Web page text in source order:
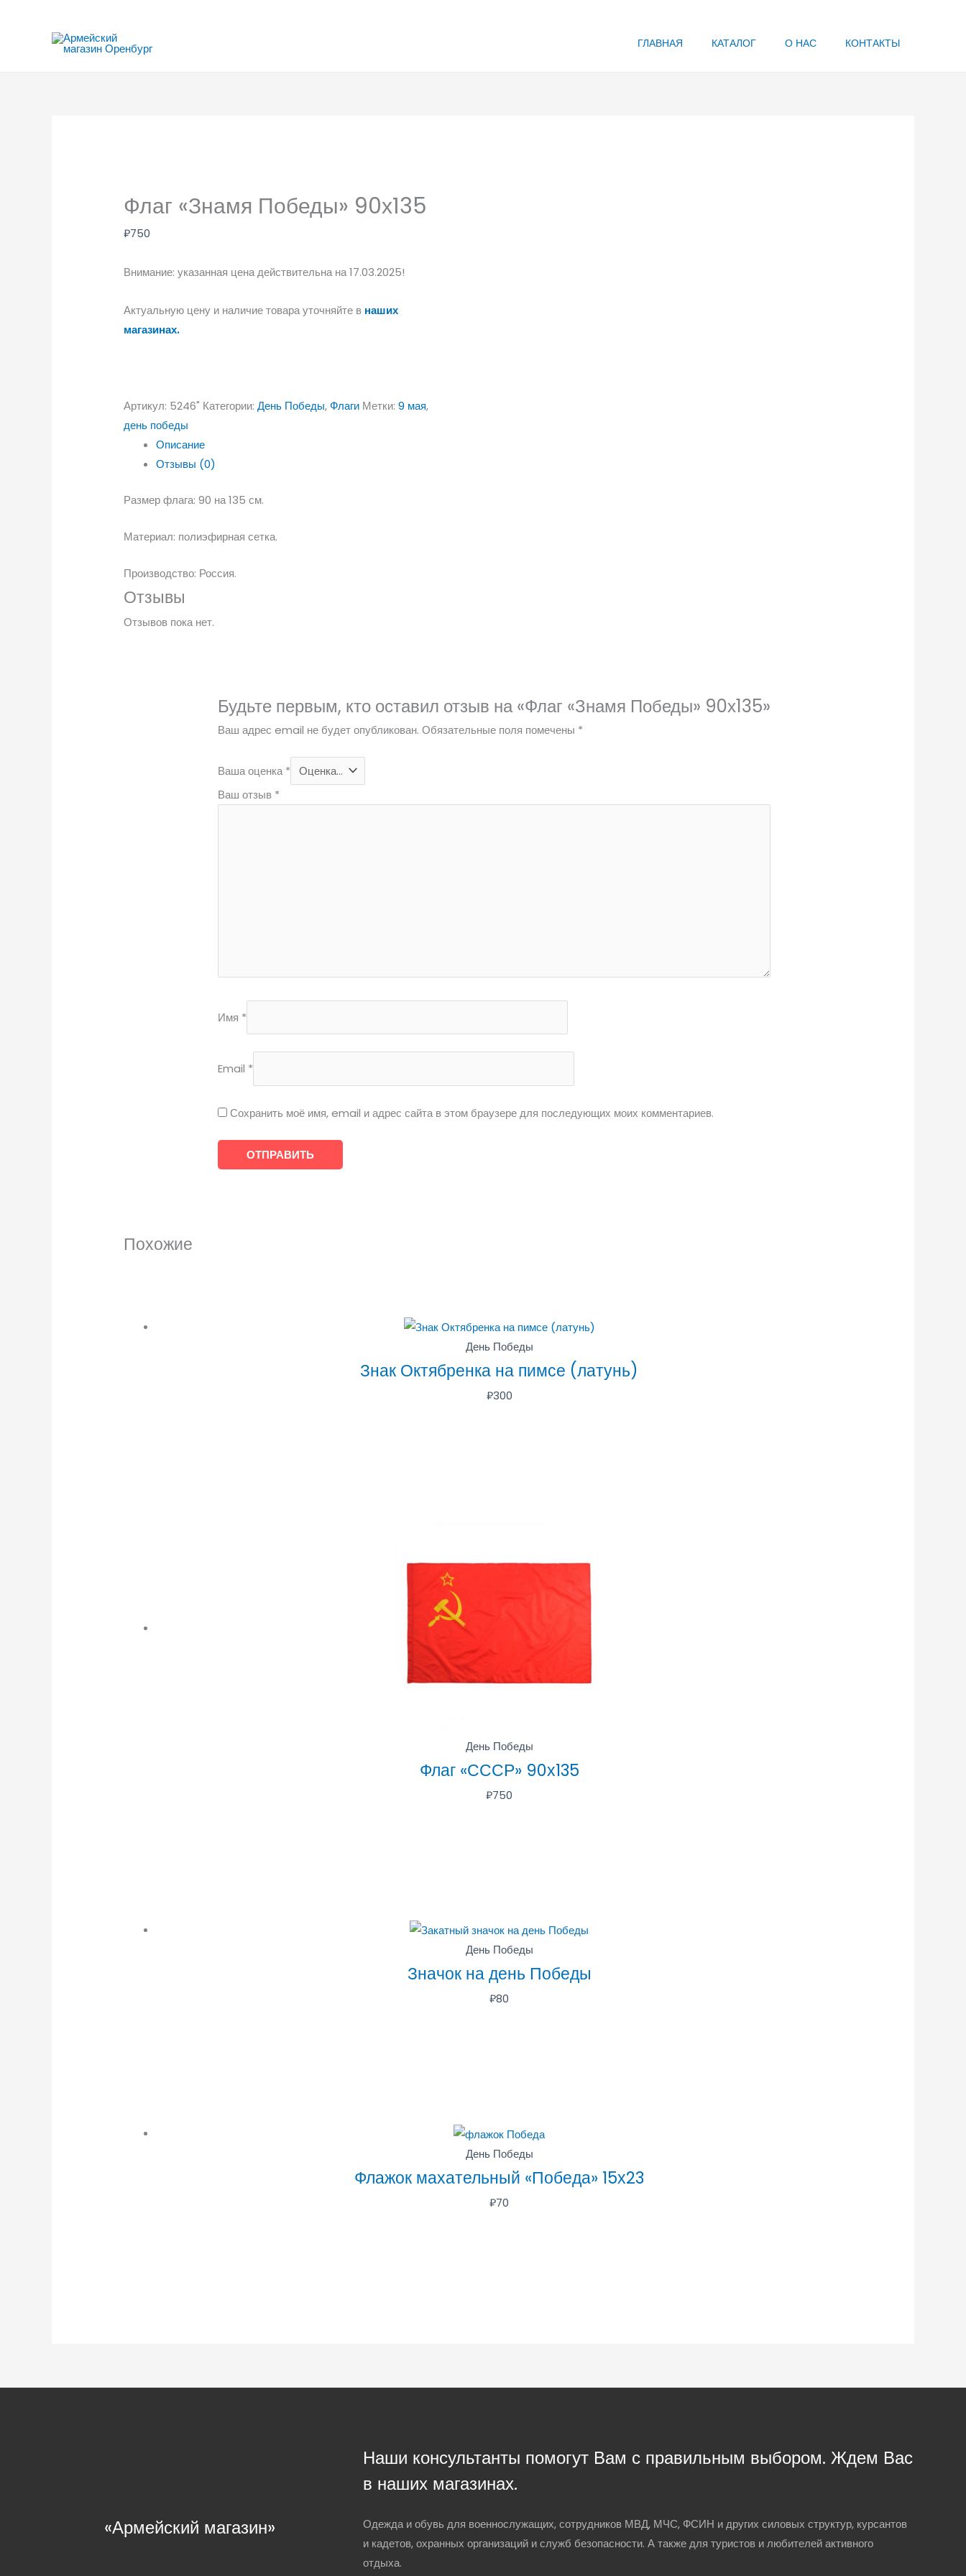
содержимому
ГЛАВНАЯ КАТАЛОГ О НАС КОНТАКТЫ
Флаг «Знамя Победы» 90х135
₽750
Внимание: указанная цена действительна на 17.03.2025!
Актуальную цену и наличие товара уточняйте в наших
магазинах.
Артикул: 5246" Категории:День Победы,Флаги Метки:9 мая,
день победы
Описание
Отзывы (0)
Размер флага: 90 на 135 см.
Материал: полиэфирная сетка.
Производство: Россия.
Отзывы
Отзывов пока нет.
Будьте первым, кто оставил отзыв на «Флаг «Знамя Победы» 90х135»
Ваш адрес email не будет опубликован. Обязательные поля помечены *
Ваша оценка*
Ваш отзыв *
Имя *
Email *
Сохранить моё имя, email и адрес сайта в этом браузере для последующих моих комментариев.
Похожие
День Победы
Знак Октябренка на пимсе (латунь)
₽300
День Победы
Флаг «СССР» 90х135
₽750
День Победы
Значок на день Победы
₽80
День Победы
Флажок махательный «Победа» 15х23
₽70
«Армейский магазин»
Наши консультанты помогут Вам с правильным выбором. Ждем Вас
в наших магазинах.
Одежда и обувь для военнослужащих, сотрудников МВД, МЧС, ФСИН и других силовых структур, курсантов
и кадетов, охранных организаций и служб безопасности. А также для туристов и любителей активного
отдыха.